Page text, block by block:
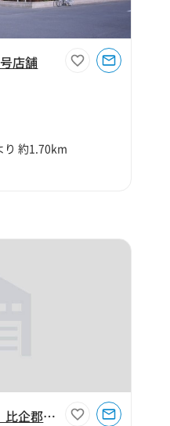
店舗
約1.70km
【埼玉県比企郡小川町】比企郡小川町大字中爪110坪倉庫